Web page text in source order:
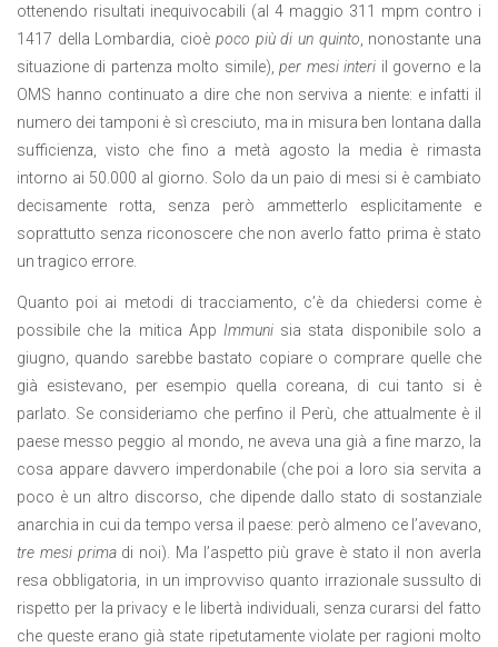
ottenendo risultati inequivocabili (al 4 maggio 311 mpm contro i
1417 della Lombardia, cioè poco più di un quinto , nonostante una
situazione di partenza molto simile),per mesi interi il governo e la
OMS hanno continuato a dire che non serviva a niente: e infatti il
numero dei tamponi è sì cresciuto, ma in misura ben lontana dalla
sufficienza, visto che fino a metà agosto la media è rimasta
intorno ai 50.000 al giorno. Solo da un paio di mesi si è cambiato
decisamente rotta, senza però ammetterlo esplicitamente e
soprattutto senza riconoscere che non averlo fatto prima è stato
un tragico errore.
Quanto poi ai metodi di tracciamento, c’è da chiedersi come è
possibile che la mitica App Immuni sia stata disponibile solo a
giugno, quando sarebbe bastato copiare o comprare quelle che
già esistevano, per esempio quella coreana, di cui tanto si è
parlato. Se consideriamo che perfino il Perù, che attualmente è il
paese messo peggio al mondo, ne aveva una già a fine marzo, la
cosa appare davvero imperdonabile (che poi a loro sia servita a
poco è un altro discorso, che dipende dallo stato di sostanziale
anarchia in cui da tempo versa il paese: però almeno ce l’avevano,
tre mesi primadi noi). Ma l’aspetto più grave è stato il non averla
resa obbligatoria, in un improvviso quanto irrazionale sussulto di
rispetto per la privacy e le libertà individuali, senza curarsi del fatto
che queste erano già state ripetutamente violate per ragioni molto